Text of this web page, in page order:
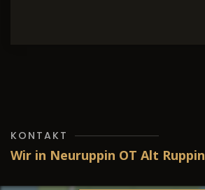
KONTAKT
Wir in Neuruppin OT Alt Ruppin